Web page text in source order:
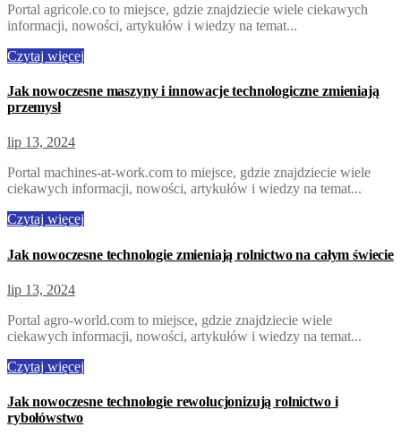
Portal agricole.co to miejsce, gdzie znajdziecie wiele ciekawych
informacji, nowości, artykułów i wiedzy na temat...
Czytaj więcej
Jak nowoczesne maszyny i innowacje technologiczne zmieniają
przemysł
lip 13, 2024
Portal machines-at-work.com to miejsce, gdzie znajdziecie wiele
ciekawych informacji, nowości, artykułów i wiedzy na temat...
Czytaj więcej
Jak nowoczesne technologie zmieniają rolnictwo na całym świecie
lip 13, 2024
Portal agro-world.com to miejsce, gdzie znajdziecie wiele
ciekawych informacji, nowości, artykułów i wiedzy na temat...
Czytaj więcej
Jak nowoczesne technologie rewolucjonizują rolnictwo i
rybołówstwo